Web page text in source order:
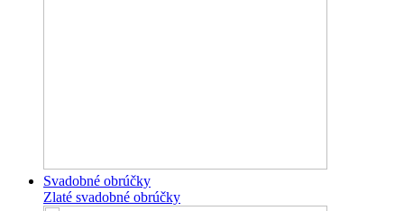
Svadobné obrúčky
Zlaté svadobné obrúčky